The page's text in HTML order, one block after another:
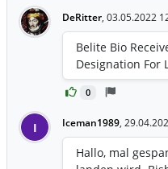
DeRitter, 03.05.2022
0
Belite Bio
Designation For
I Iceman1989,
Hallo, mal